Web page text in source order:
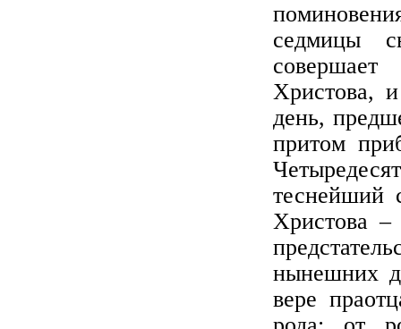
седмицы
Христова,
день,
притом
теснейший
Христова
нынешних
вере